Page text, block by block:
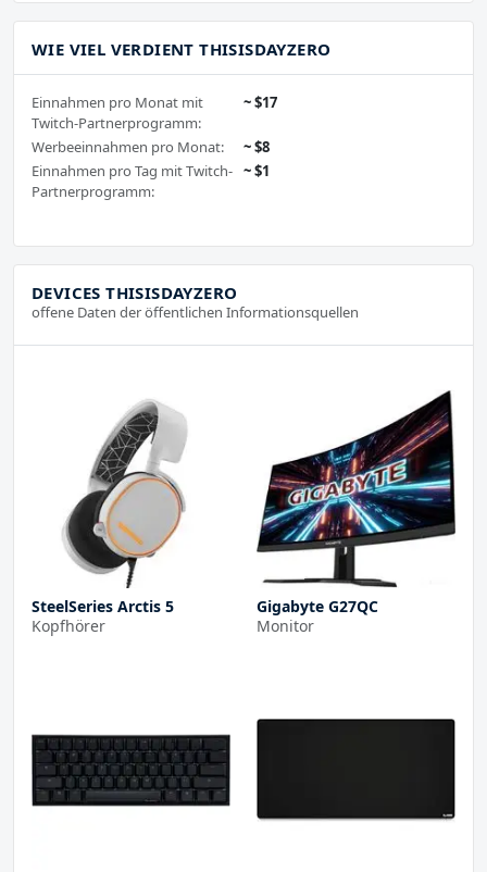
WIE VIEL VERDIENT THISISDAYZERO
Einnahmen pro Monat mit
Twitch-Partnerprogramm:
~ $17
Werbeeinnahmen pro Monat:
~ $8
Einnahmen pro Tag mit Twitch-
Partnerprogramm:
~ $1
DEVICES THISISDAYZERO
offene Daten der öffentlichen Informationsquellen
SteelSeries Arctis 5
Kopfhörer
Gigabyte G27QC
Monitor